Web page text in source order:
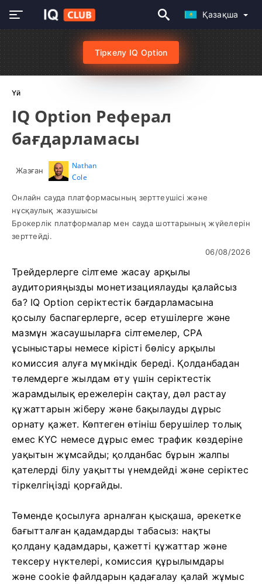
Қазақша
Тіркелу IQ Option
Үй
IQ Option Реферал
бағдарламасы
Жазған
Nathan
Cole
Онлайн сауда платформасының зерттеушісі және
нұсқаулық жазушысы
Брокерлік платформалар мен сауда шоттарының жүйелерін
зерттейді.
06/08/2026
Трейдерлерге сілтеме жасау арқылы
аудиторияңызды монетизациялауды қалайсыз
ба? IQ Option серіктестік бағдарламасына
қосылу баспагерлерге, әсер етушілерге және
мазмұн жасаушыларға сілтемелер, CPA
ұсыныстары немесе кірісті бөлісу арқылы
комиссия алуға мүмкіндік береді. Қолданбадан
төлемдерге жылдам өту үшін серіктестік
жарамдылық ережелерін сақтау, дәл растау
құжаттарын жіберу және бақылауды дұрыс
орнату қажет. Көптеген өтініш берушілер толық
емес KYC немесе дұрыс емес трафик көздеріне
уақытын жұмсайды; қолданбас бұрын жалпы
қателерді білу уақытты үнемдейді және серіктес
тіркелгіңізді қорғайды.
Төменде қосылуға арналған қысқаша, әрекетке
бағытталған қадамдарды табасыз: нақты
қолдану қадамдары, қажетті құжаттар және
тексеру нүктелері, комиссия құрылымдары
және cookie файлдарын қадағалау қалай жұмыс